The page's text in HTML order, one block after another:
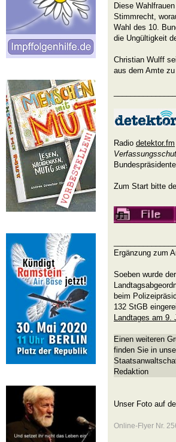
Diese
Stimmrecht,
Wahl des 10.
die Ungültigkeit
Christian Wulff
aus dem Amte
Radio detektor.fm
Zum Start bitte
Ergänzung zum
Soeben wurde
beim
132 StGB
Landtages am 9.
Einen weiteren
finden Sie in
Redaktion
Unser Foto auf
Online-Flyer Nr.